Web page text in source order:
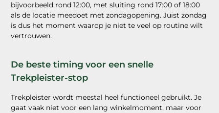
bijvoorbeeld rond 12:00, met sluiting rond 17:00 of 18:00
als de locatie meedoet met zondagopening. Juist zondag
is dus het moment waarop je niet te veel op routine wilt
vertrouwen.
De beste timing voor een snelle
Trekpleister-stop
Trekpleister wordt meestal heel functioneel gebruikt. Je
gaat vaak niet voor een lang winkelmoment, maar voor